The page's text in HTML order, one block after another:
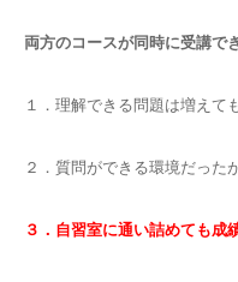
両方のコースが同時に受講で
１．理解できる問題は増えて
２．質問ができる環境だった
３．自習室に通い詰めても成